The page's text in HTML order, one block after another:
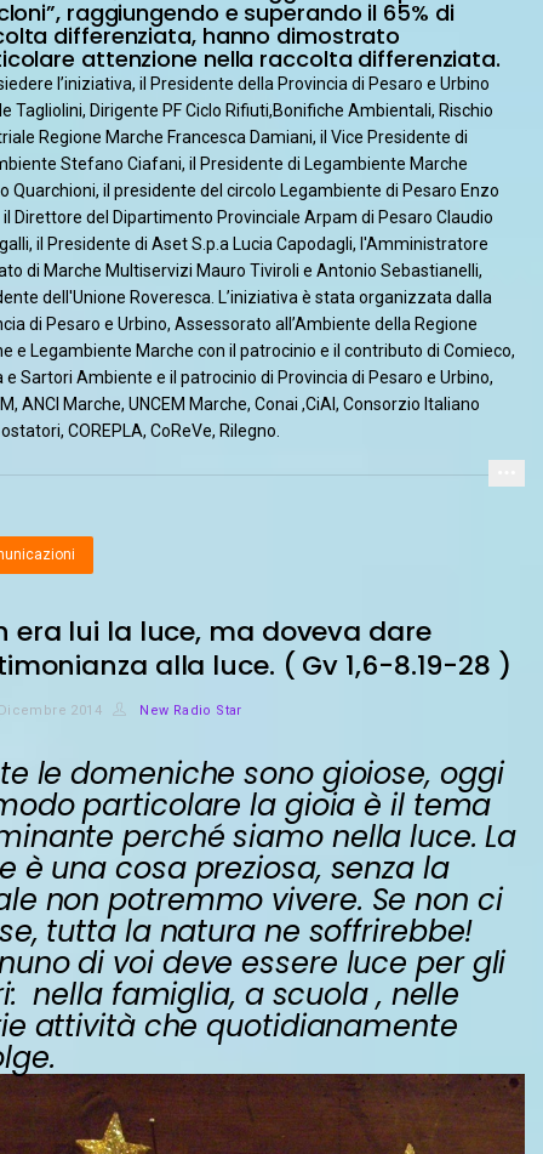
raggiungendo e superando il 65% di
differenziata, hanno dimostrato
attenzione nella raccolta differenziata.
l’iniziativa, il Presidente della Provincia di Pesaro e Urbino
Tagliolini, Dirigente PF Ciclo Rifiuti,Bonifiche Ambientali, Rischio
Regione Marche Francesca Damiani, il Vice Presidente di
Stefano Ciafani, il Presidente di Legambiente Marche
Quarchioni, il presidente del circolo Legambiente di Pesaro Enzo
il Direttore del Dipartimento Provinciale Arpam di Pesaro Claudio
il Presidente di Aset S.p.a Lucia Capodagli, l'Amministratore
di Marche Multiservizi Mauro Tiviroli e Antonio Sebastianelli,
dell'Unione Roveresca. L’iniziativa è stata organizzata dalla
di Pesaro e Urbino, Assessorato all’Ambiente della Regione
e Legambiente Marche con il patrocinio e il contributo di Comieco,
e Sartori Ambiente e il patrocinio di Provincia di Pesaro e Urbino,
ANCI Marche, UNCEM Marche, Conai ,CiAl, Consorzio Italiano
COREPLA, CoReVe, Rilegno.
era lui la luce, ma doveva dare
alla luce. ( Gv 1,6-8.19-28 )
2014 New Radio Star
le domeniche sono gioiose, oggi
particolarela gioia è il tema
perché siamo nella luce. La
è una cosa preziosa, senza la
non potremmo vivere. Se non ci
tutta la natura ne soffrirebbe!
di voi deve essere luce per gli
nella famiglia, a scuola , nelle
attività che quotidianamente